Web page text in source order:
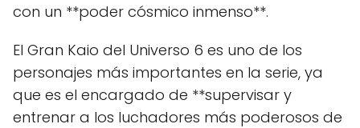
con un **poder cósmico inmenso**.
El Gran Kaio del Universo 6 es uno de los
personajes más importantes en la serie, ya
que es el encargado de **supervisar y
entrenar a los luchadores más poderosos de